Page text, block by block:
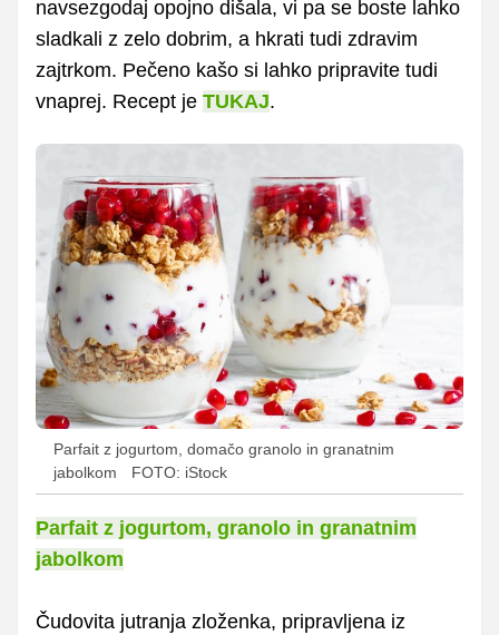
navsezgodaj opojno dišala, vi pa se boste lahko
sladkali z zelo dobrim, a hkrati tudi zdravim
zajtrkom. Pečeno kašo si lahko pripravite tudi
vnaprej. Recept je TUKAJ.
Parfait z jogurtom, domačo granolo in granatnim
jabolkom
FOTO: iStock
Parfait z jogurtom, granolo in granatnim
jabolkom
Čudovita jutranja zloženka, pripravljena iz